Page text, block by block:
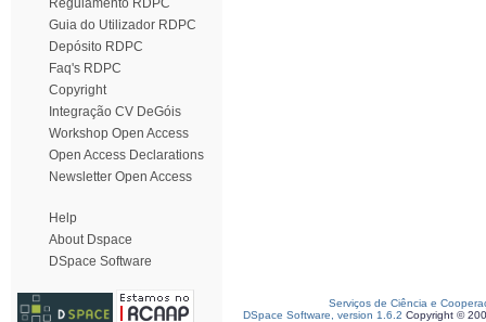
Regulamento RDPC
Guia do Utilizador RDPC
Depósito RDPC
Faq's RDPC
Copyright
Integração CV DeGóis
Workshop Open Access
Open Access Declarations
Newsletter Open Access
Help
About Dspace
DSpace Software
Serviços de Ciência e
DSpace Software, version 1.6.2 Copyright ©